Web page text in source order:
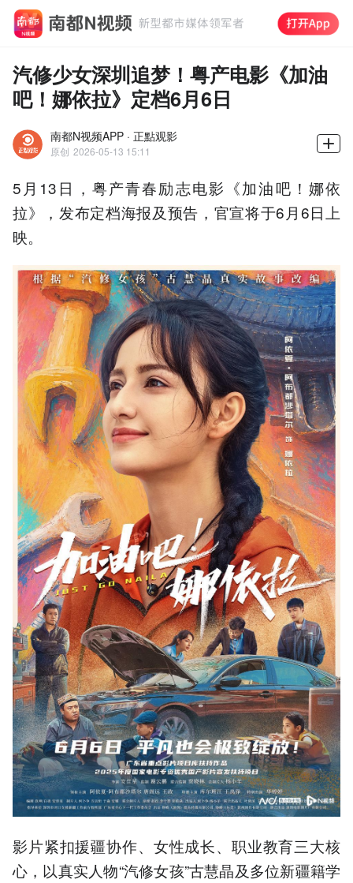
汽修少女深圳追梦！粤产电影《加油
吧！娜依拉》定档6月6日
南都N视频APP · 正點观影
原创 2026-05-13 15:11
5月13日，粤产青春励志电影《加油吧！娜依
拉》，发布定档海报及预告，官宣将于6月6日上
映。
影片紧扣援疆协作、女性成长、职业教育三大核
心，以真实人物“汽修女孩”古慧晶及多位新疆籍学